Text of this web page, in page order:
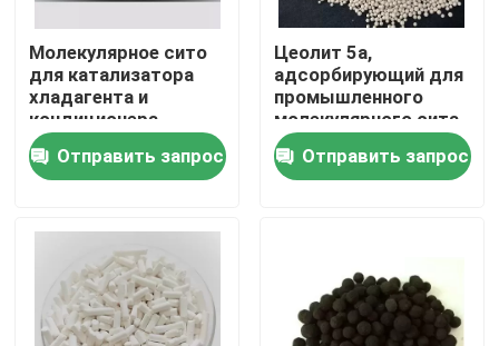
Свяжитесь с нами
Запросите цитату
Молекулярный сито зеолит
углекислый литий
Молекулярное сито
для катализатора
хладагента и
кондиционера
Молекулярное сито
5А Отправить запрос
Цеолит 5а,
адсорбирующий для
промышленного
молекулярного сита
Отправить запрос